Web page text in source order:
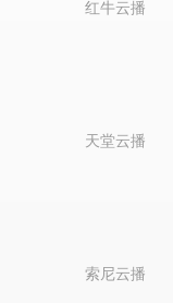
红牛云播
天堂云播
索尼云播